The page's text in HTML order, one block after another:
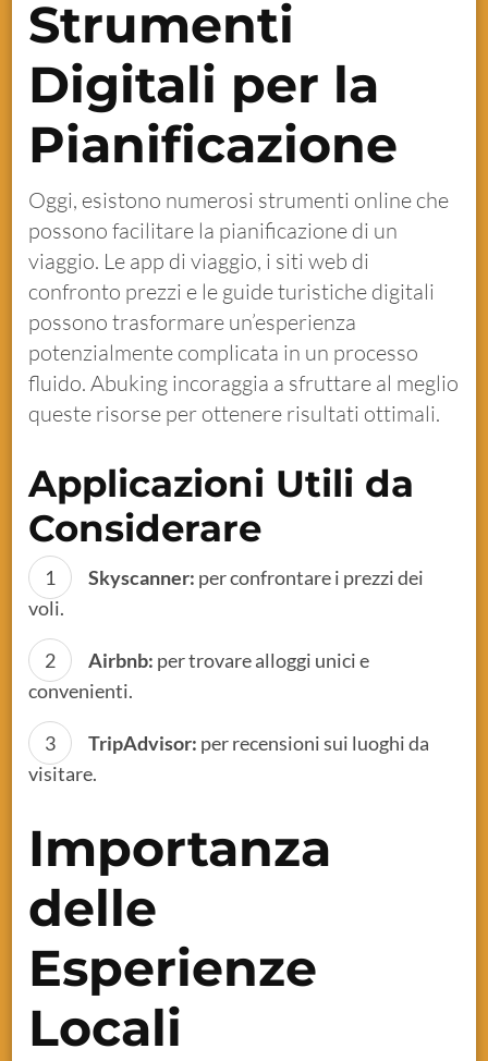
Strumenti
Digitali per la
Pianificazione
Oggi, esistono numerosi strumenti online che
possono facilitare la pianificazione di un
viaggio. Le app di viaggio, i siti web di
confronto prezzi e le guide turistiche digitali
possono trasformare un’esperienza
potenzialmente complicata in un processo
fluido. Abuking incoraggia a sfruttare al meglio
queste risorse per ottenere risultati ottimali.
Applicazioni Utili da
Considerare
Skyscanner: per confrontare i prezzi dei
voli.
Airbnb: per trovare alloggi unici e
convenienti.
TripAdvisor: per recensioni sui luoghi da
visitare.
Importanza
delle
Esperienze
Locali